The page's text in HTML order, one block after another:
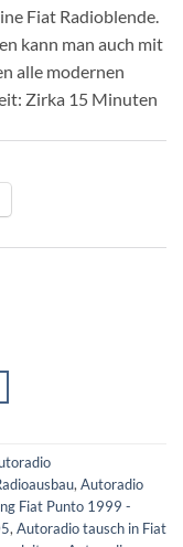
Fiat Radioblende.
kann man auch mit
alle modernen
Zirka 15 Minuten
, Autoradio
Fiat Punto 1999 -
, Autoradio tausch in Fiat